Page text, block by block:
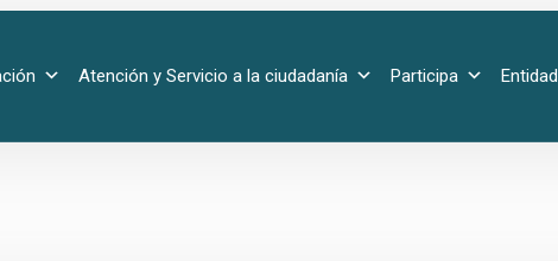
Atención y Servicio a la ciudadanía Participa Entidad